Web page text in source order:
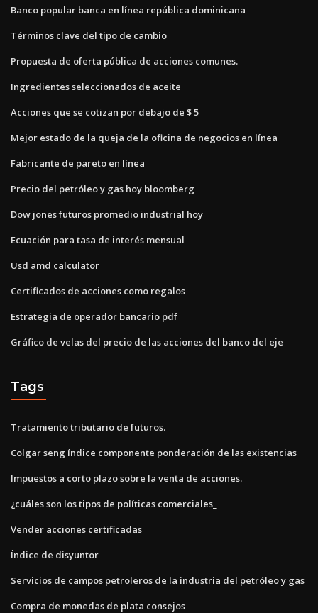
Banco popular banca en línea república dominicana
Términos clave del tipo de cambio
Propuesta de oferta pública de acciones comunes.
Ingredientes seleccionados de aceite
Acciones que se cotizan por debajo de $ 5
Mejor estado de la queja de la oficina de negocios en línea
Fabricante de pareto en línea
Precio del petróleo y gas hoy bloomberg
Dow jones futuros promedio industrial hoy
Ecuación para tasa de interés mensual
Usd amd calculator
Certificados de acciones como regalos
Estrategia de operador bancario pdf
Gráfico de velas del precio de las acciones del banco del eje
Tags
Tratamiento tributario de futuros.
Colgar seng índice componente ponderación de las existencias
Impuestos a corto plazo sobre la venta de acciones.
¿cuáles son los tipos de políticas comerciales_
Vender acciones certificadas
Índice de disyuntor
Servicios de campos petroleros de la industria del petróleo y gas
Compra de monedas de plata consejos